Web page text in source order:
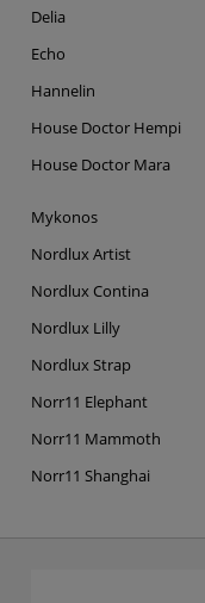
Delia
Echo
Hannelin
House Doctor Hempi
House Doctor Mara
Mykonos
Nordlux Artist
Nordlux Contina
Nordlux Lilly
Nordlux Strap
Norr11 Elephant
Norr11 Mammoth
Norr11 Shanghai